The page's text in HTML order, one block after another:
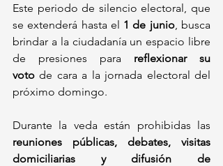
Este periodo de silencio electoral, que
se extenderá hasta el 1 de junio, busca
brindar a la ciudadanía un espacio libre
de presiones para reflexionar su
voto de cara a la jornada electoral del
próximo domingo.
reuniones públicas, debates, visitas
domiciliarias y difusión de